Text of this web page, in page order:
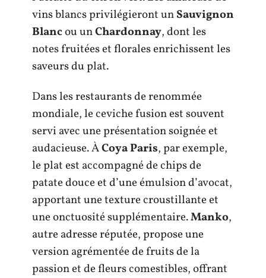
vins blancs privilégieront unSauvignon
Blancou unChardonnay, dont les
notes fruitées et florales enrichissent les
saveurs du plat.
Dans les restaurants de renommée
mondiale, le ceviche fusion est souvent
servi avec une présentation soignée et
audacieuse. ÀCoya Paris, par exemple,
le plat est accompagné de chips de
patate douce et d’une émulsion d’avocat,
apportant une texture croustillante et
une onctuosité supplémentaire.Manko,
autre adresse réputée, propose une
version agrémentée de fruits de la
passion et de fleurs comestibles, offrant